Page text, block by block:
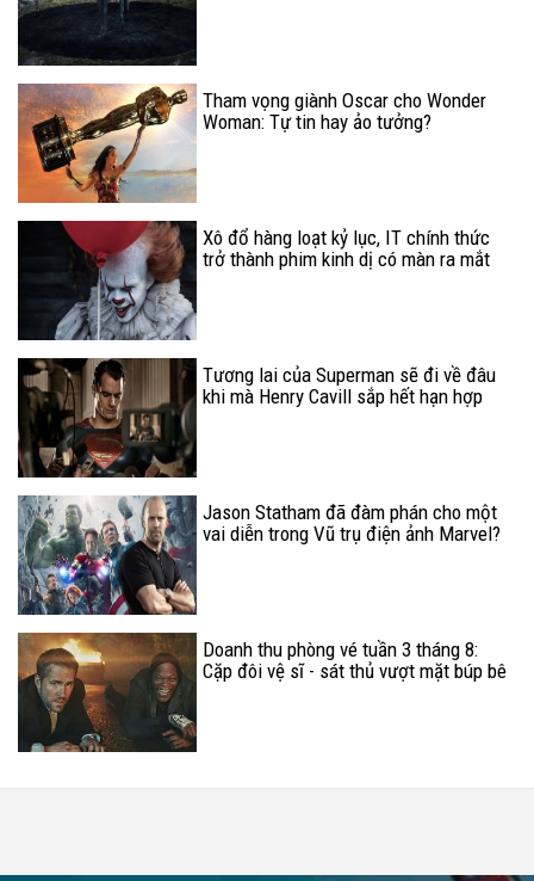
Tham vọng giành Oscar cho Wonder
Woman: Tự tin hay ảo tưởng?
Xô đổ hàng loạt kỷ lục, IT chính thức
trở thành phim kinh dị có màn ra mắt
Tương lai của Superman sẽ đi về đâu
khi mà Henry Cavill sắp hết hạn hợp
Jason Statham đã đàm phán cho một
vai diễn trong Vũ trụ điện ảnh Marvel?
Doanh thu phòng vé tuần 3 tháng 8:
Cặp đôi vệ sĩ - sát thủ vượt mặt búp bê